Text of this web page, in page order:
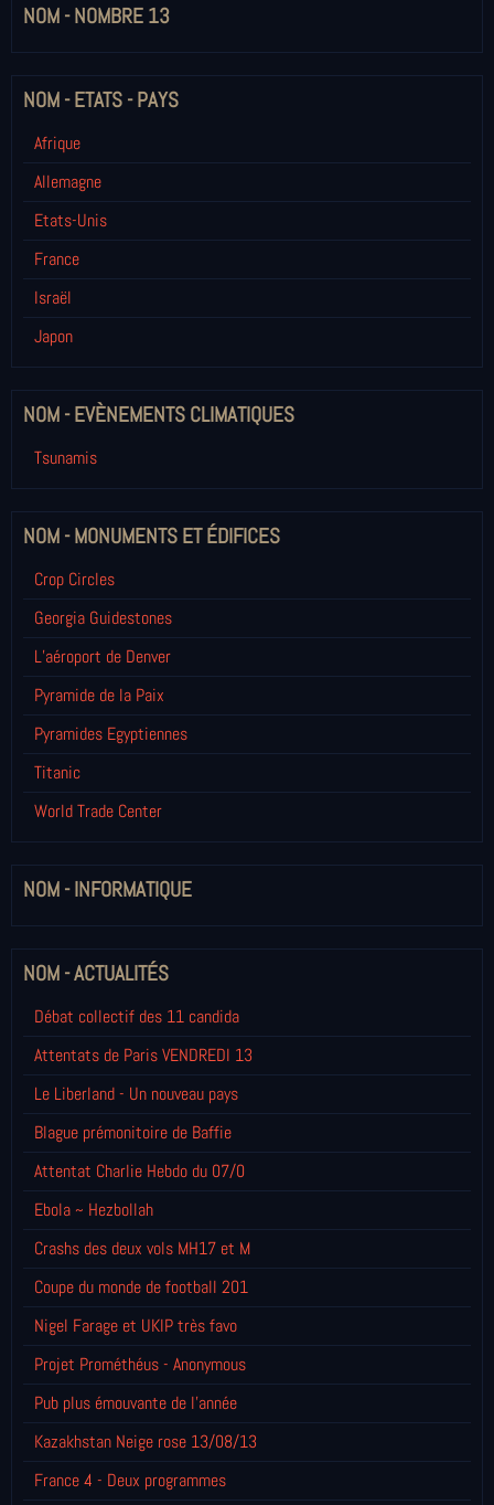
NOM - NOMBRE 13
NOM - ETATS - PAYS
Afrique
Allemagne
Etats-Unis
France
Israël
Japon
NOM - EVÈNEMENTS CLIMATIQUES
Tsunamis
NOM - MONUMENTS ET ÉDIFICES
Crop Circles
Georgia Guidestones
L’aéroport de Denver
Pyramide de la Paix
Pyramides Egyptiennes
Titanic
World Trade Center
NOM - INFORMATIQUE
NOM - ACTUALITÉS
Débat collectif des 11 candida
Attentats de Paris VENDREDI 13
Le Liberland - Un nouveau pays
Blague prémonitoire de Baffie
Attentat Charlie Hebdo du 07/0
Ebola ~ Hezbollah
Crashs des deux vols MH17 et M
Coupe du monde de football 201
Nigel Farage et UKIP très favo
Projet Prométhéus - Anonymous
Pub plus émouvante de l'année
Kazakhstan Neige rose 13/08/13
France 4 - Deux programmes